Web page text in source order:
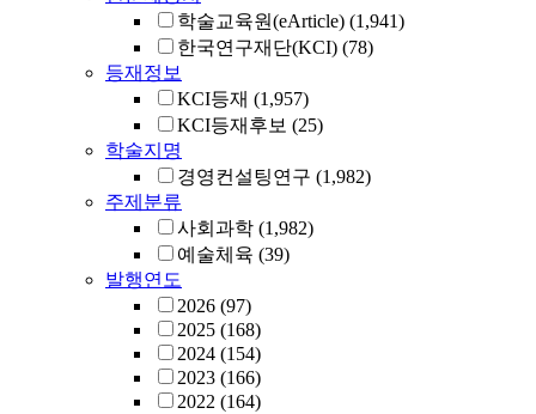
학술교육원(eArticle) (1,941)
한국연구재단(KCI) (78)
등재정보
KCI등재 (1,957)
KCI등재후보 (25)
학술지명
경영컨설팅연구 (1,982)
주제분류
사회과학 (1,982)
예술체육 (39)
발행연도
2026 (97)
2025 (168)
2024 (154)
2023 (166)
2022 (164)